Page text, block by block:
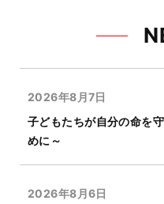
2026年8月7日
子どもたちが自分の命を
めに～
2026年8月6日